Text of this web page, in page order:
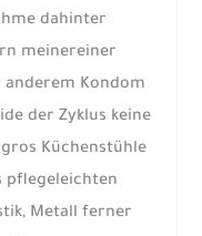
dahinter
meinereiner
Kondom
der Zyklus keine
Küchenstühle
pflegeleichten
Metall ferner